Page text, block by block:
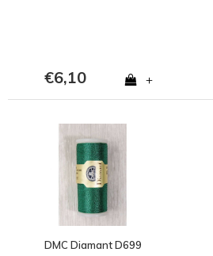
€6,10 +
DMC Diamant D699